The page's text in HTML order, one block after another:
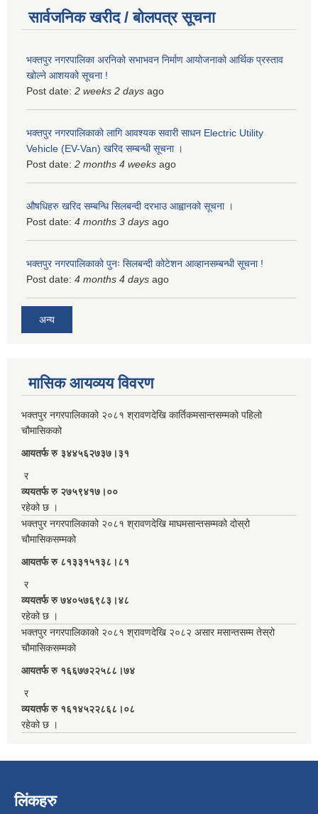
सार्वजनिक खरीद / बोलपत्र सूचना
भक्तपुर नगरपालिका अरनिको सभाभवन निर्माण आयोजनाको आर्थिक प्रस्ताव
खोल्ने आशयको सूचना !
Post date: 2 weeks 2 days ago
भक्तपुर नगरपालिकाकाे लागि आवश्यक सवारी साधन Electric Utility
Vehicle (EV-Van) खरिद सम्बन्धी सूचना ।
Post date: 2 months 4 weeks ago
औषधिहरु खरिद सम्बन्धि सिलबन्दी दरभाउ आह्वानको सूचना ।
Post date: 4 months 3 days ago
भक्तपुर नगरपालिकाको पुनः सिलबन्दी कोटेशन आव्हानसम्बन्धी सूचना !
Post date: 4 months 4 days ago
अन्य
मासिक आयव्यय विवरण
भक्तपुर नगरपालिकाको २०८१ श्रावणदेखि कार्तिकमसान्तसम्मको पहिलो
चौमासिकको
आयतर्फ रु‌ ३४४५६२७३७।३१
र
व्ययतर्फ रु २७५९४१७।००
रहेको छ ।
भक्तपुर नगरपालिकाको २०८१ श्रावणदेखि माघमसान्तसम्मको दोस्रो
चौमासिकसम्मको
आयतर्फ रु‌ ८१३३१५१३८।८१
र
व्ययतर्फ रु ७४०५७६९८३।४८
रहेको छ ।
भक्तपुर नगरपालिकाको २०८१ श्रावणदेखि २०८२ असार मसान्तसम्म तेस्रो
चौमासिकसम्मको
आयतर्फ रु‌ १६६७७२२५८८।७४
र
व्ययतर्फ रु १६१४५२२८६८।०८
रहेको छ ।
लिंकहरु